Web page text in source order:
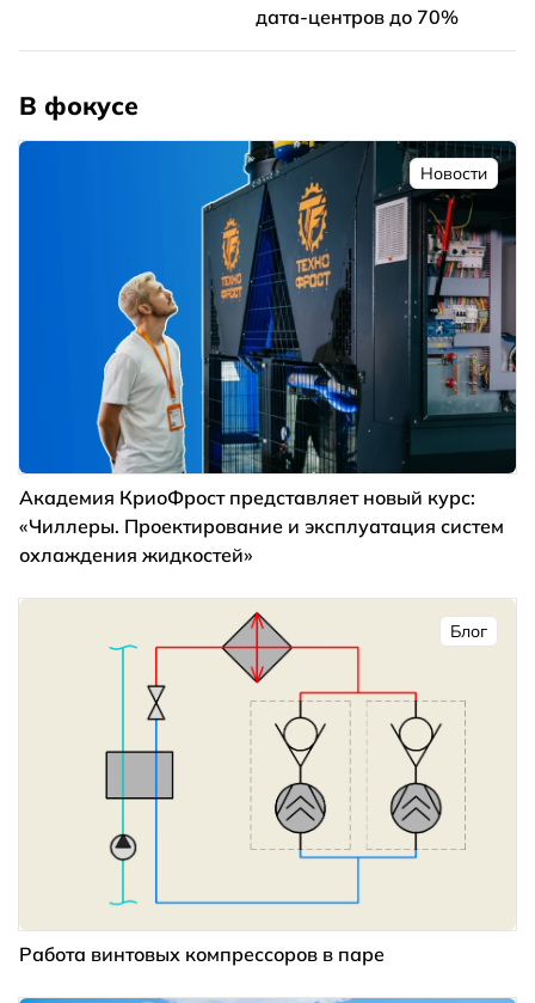
дата-центров до 70%
В фокусе
Новости
Академия КриоФрост представляет новый курс:
«Чиллеры. Проектирование и эксплуатация систем
охлаждения жидкостей»
Блог
Работа винтовых компрессоров в паре